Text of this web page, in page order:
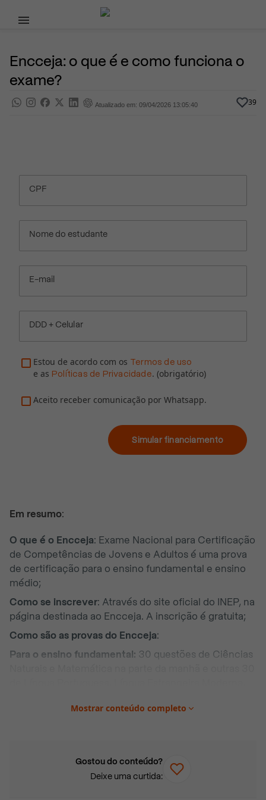
Pular para o conteúdo principal
Encceja: o que é e como funciona o
exame?
Atualizado em: 09/04/2026 13:05:40 39
CPF
Nome do estudante
E-mail
DDD + Celular
Estou de acordo com os Termos de uso
e as Políticas de Privacidade. (obrigatório)
Aceito receber comunicação por Whatsapp.
Simular financiamento
Em resumo:
O que é o Encceja: Exame Nacional para Certificação
de Competências de Jovens e Adultos é uma prova
de certificação para o ensino fundamental e ensino
médio;
Como se inscrever: Através do site oficial do INEP, na
página destinada ao Encceja. A inscrição é gratuita;
Como são as provas do Encceja:
Para o ensino fundamental: 30 questões de Ciências
Geografia de tarde;
Humanas e suas Tecnologias no período vespertino.
O Exame Nacional para Certificação de
Mostrar conteúdo completo
Gostou do conteúdo?
Deixe uma curtida: